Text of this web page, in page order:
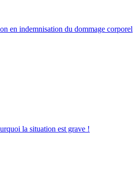
en indemnisation du dommage corporel
la situation est grave !